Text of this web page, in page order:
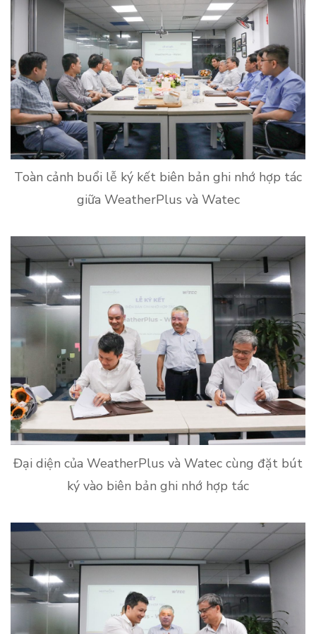
Toàn cảnh buổi lễ ký kết biên bản ghi nhớ hợp tác
giữa WeatherPlus và Watec
Đại diện của WeatherPlus và Watec cùng đặt bút
ký vào biên bản ghi nhớ hợp tác